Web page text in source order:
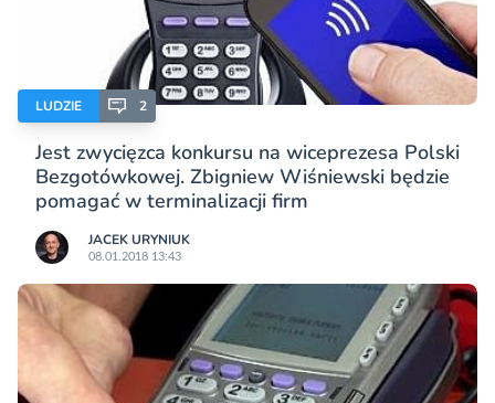
LUDZIE 2
Jest zwycięzca konkursu na wiceprezesa Polski
Bezgotówkowej. Zbigniew Wiśniewski będzie
pomagać w terminalizacji firm
JACEK URYNIUK
08.01.2018 13:43